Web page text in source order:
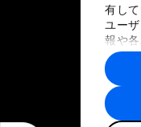
有し
ユー
報や
に収
トナ
す。
プライ